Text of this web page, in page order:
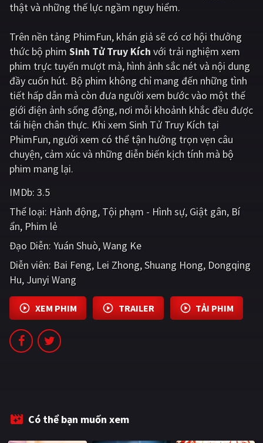
Tình cảm - Lãng mạn Kỳ ảo
Giật gân Gia đình
Bí ẩn Lịch sử
Viễn Tây Tiểu sử
GameShow DramaTV
QUỐC GIA
Âu - Mỹ Trung Quốc - Hồng Kông
Hàn Quốc
Ấn Độ Việt Nam
Tổng hợp
CẬP NHẬT
PHIM MỚI
PHIM BỘ
PHIM LẺ
thật và những thế lực ngầm nguy hiểm.
Trên nền tảng PhimFun, khán giả sẽ có cơ hội thưởng
thức bộ phim Sinh Tử Truy Kíchvới trải nghiệm xem
phim trực tuyến mượt mà, hình ảnh sắc nét và nội dung
đầy cuốn hút. Bộ phim không chỉ mang đến những tình
tiết hấp dẫn mà còn đưa người xem bước vào một thế
giới điện ảnh sống động, nơi mỗi khoảnh khắc đều được
tái hiện chân thực. Khi xem Sinh Tử Truy Kích tại
PhimFun, người xem có thể tận hưởng trọn vẹn câu
chuyện, cảm xúc và những diễn biến kịch tính mà bộ
phim mang lại.
IMDb: 3.5
Thể loại: Hành động Tội phạm - Hình sự Giật gân Bí
ẩn Phim lẻ
Đạo Diễn: Yuán Shuò Wang Ke
Diễn viên: Bai Feng Lei Zhong Shuang Hong Dongqing
Hu Junyi Wang
XEM PHIM TRAILER TẢI PHIM
Có thể bạn muốn xem